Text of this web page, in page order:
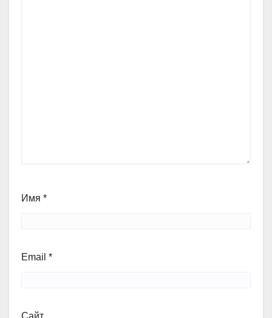
Имя *
Email *
Сайт